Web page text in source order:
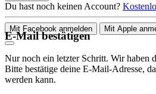
Du hast noch keinen Account?
Mit Facebook anmelden Mit Apple
E-Mail bestätigen
Nur noch ein letzter Schritt. Wir haben
Bitte bestätige deine E-Mail-Adresse,
werden kann.